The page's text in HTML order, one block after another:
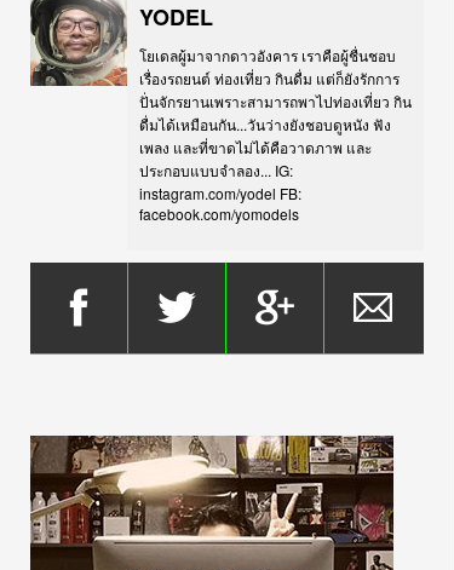
YODEL
โยเดลผู้มาจากดาวอังคาร เราคือผู้ชื่นชอบ
เรื่องรถยนต์ ท่องเที่ยว กินดื่ม แต่ก็ยังรักการ
ปั่นจักรยานเพราะสามารถพาไปท่องเที่ยว กิน
ดื่มได้เหมือนกัน...วันว่างยังชอบดูหนัง ฟัง
เพลง และที่ขาดไม่ได้คือวาดภาพ และ
ประกอบแบบจำลอง... IG:
instagram.com/yodel FB:
facebook.com/yomodels